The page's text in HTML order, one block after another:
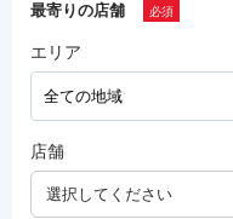
最寄りの店舗
エリア
店舗
選択してください